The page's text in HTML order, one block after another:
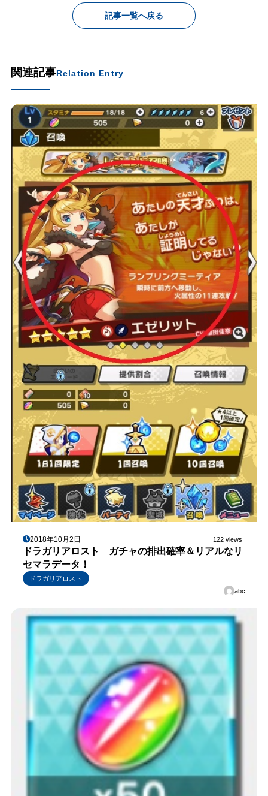
記事一覧へ戻る
関連記事Relation Entry
2018年10月2日 122 views
ドラガリアロスト ガチャの排出確率＆リアルなリ
セマラデータ！
ドラガリアロスト
abc